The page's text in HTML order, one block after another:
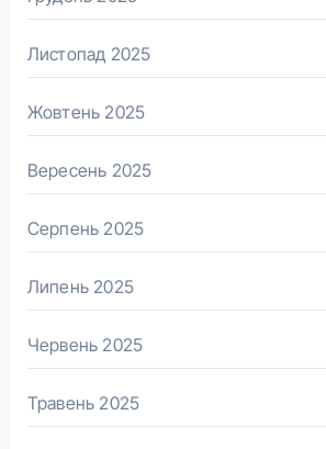
Листопад 2025
Жовтень 2025
Вересень 2025
Серпень 2025
Липень 2025
Червень 2025
Травень 2025